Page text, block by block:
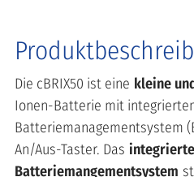
Die cBRIX50 ist eine kleine
Ionen-Batterie mit
Batteriemanagementsystem
An/Aus-Taster. Das
Batteriemangementsystem